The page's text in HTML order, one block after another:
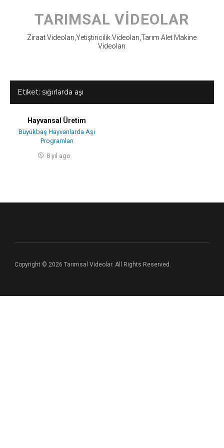
content
TARIMSAL VIDEOLAR
Ziraat Videoları,Yetiştiricilik Videoları,Tarım Alet Makine
Videoları
Etiket: sığırlarda aşı
Hayvansal Üretim
Büyükbaş Hayvanlarda Aşı
Programları
8 yıl ago
Copyright © 2026 Tarımsal Videolar. All Rights Reserved.